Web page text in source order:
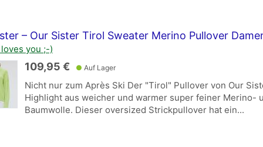
– Our Sister Tirol Sweater Merino Pullover
loves you ;-)
109,95 € ● Auf Lager
Nicht nur zum Après Ski Der "Tirol" Pullover von Our
Highlight aus weicher und warmer super feiner Merino-
Baumwolle. Dieser oversized Strickpullover hat ein...